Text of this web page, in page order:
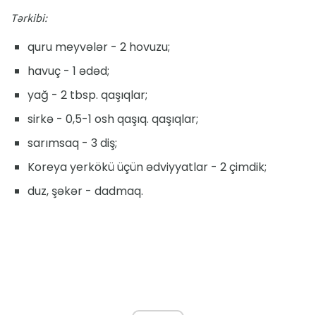
Tərkibi:
quru meyvələr - 2 hovuzu;
havuç - 1 ədəd;
yağ - 2 tbsp. qaşıqlar;
sirkə - 0,5-1 osh qaşıq. qaşıqlar;
sarımsaq - 3 diş;
Koreya yerkökü üçün ədviyyatlar - 2 çimdik;
duz, şəkər - dadmaq.